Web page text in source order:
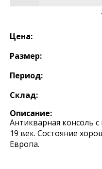
Цена:
Размер:
Период:
Склад:
Описание:
Антикварная консоль
19 век. Состояние
Европа.